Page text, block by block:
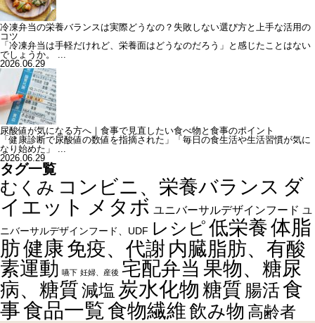
冷凍弁当の栄養バランスは実際どうなの？失敗しない選び方と上手な活用の
コツ
「冷凍弁当は手軽だけれど、栄養面はどうなのだろう」と感じたことはない
でしょうか。 ...
2026.06.29
尿酸値が気になる方へ｜食事で見直したい食べ物と食事のポイント
「健康診断で尿酸値の数値を指摘された」「毎日の食生活や生活習慣が気に
なり始めた」 ...
2026.06.29
タグ一覧
むくみ コンビニ、栄養バランス ダ
イエット メタボ ユニバーサルデザインフード ユ
ニバーサルデザインフード、UDF レシピ低栄養体脂
肪健康免疫、代謝 内臓脂肪、有酸
素運動 嚥下 妊婦、産後 宅配弁当 果物、糖尿
病、糖質減塩 炭水化物糖質 腸活食
事食品一覧食物繊維飲み物 高齢者